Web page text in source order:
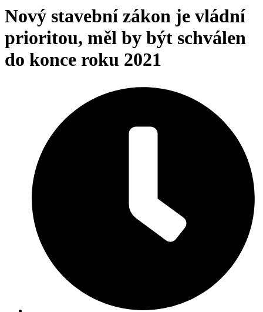
Nový stavební zákon je vládní
prioritou, měl by být schválen
do konce roku 2021